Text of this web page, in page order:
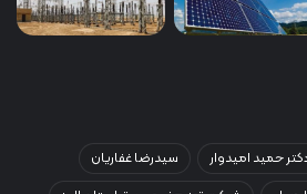
حمید امیدوار
سیدرضا غفاریان